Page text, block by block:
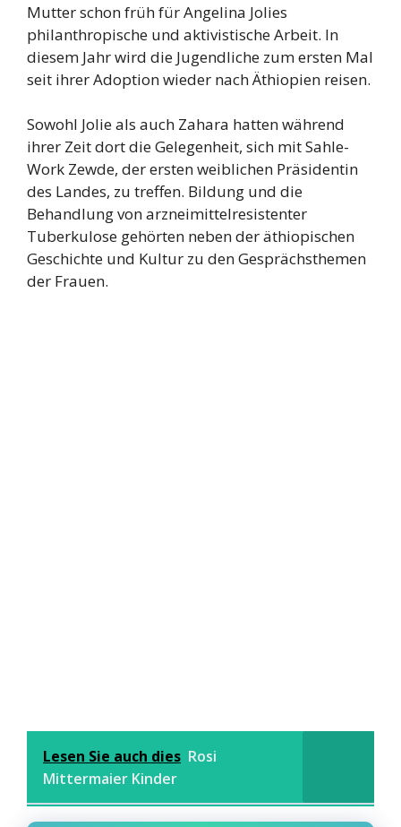
Mutter schon früh für Angelina Jolies
philanthropische und aktivistische Arbeit. In
diesem Jahr wird die Jugendliche zum ersten Mal
seit ihrer Adoption wieder nach Äthiopien reisen.
Sowohl Jolie als auch Zahara hatten während
ihrer Zeit dort die Gelegenheit, sich mit Sahle-
Work Zewde, der ersten weiblichen Präsidentin
des Landes, zu treffen. Bildung und die
Behandlung von arzneimittelresistenter
Tuberkulose gehörten neben der äthiopischen
Geschichte und Kultur zu den Gesprächsthemen
der Frauen.
Lesen Sie auch dies Rosi
Mittermaier Kinder